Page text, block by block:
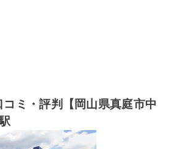
ミ・評判【岡山県真庭市中